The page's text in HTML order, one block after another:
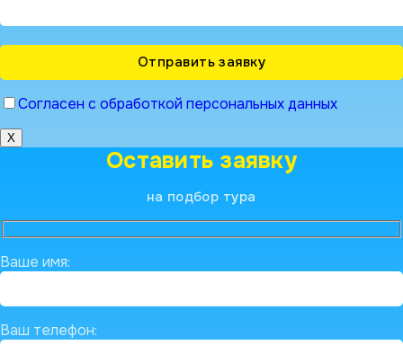
Согласен с обработкой персональных данных
X
Оставить заявку
на подбор тура
Ваше имя:
Ваш телефон: